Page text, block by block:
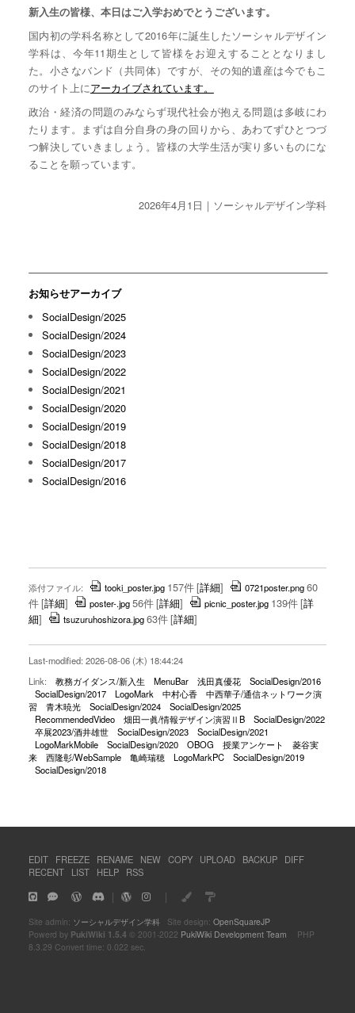
新入生の皆様、本日はご入学おめでとうございます。
国内初の学科名称として2016年に誕生したソーシャルデザイン
学科は、今年11期生として皆様をお迎えすることとなりまし
た。小さなバンド（共同体）ですが、その知的遺産は今でもこ
のサイト上にアーカイブされています。
政治・経済の問題のみならず現代社会が抱える問題は多岐にわ
たります。まずは自分自身の身の回りから、あわてずひとつづ
つ解決していきましょう。皆様の大学生活が実り多いものにな
ることを願っています。
2026年4月1日｜ソーシャルデザイン学科
お知らせアーカイブ
SocialDesign/2025
SocialDesign/2024
SocialDesign/2023
SocialDesign/2022
SocialDesign/2021
SocialDesign/2020
SocialDesign/2019
SocialDesign/2018
SocialDesign/2017
SocialDesign/2016
添付ファイル: tooki_poster.jpg 157件[詳細] 0721poster.png60
件[詳細] poster-.jpg56件[詳細] picnic_poster.jpg 139件[詳
細] tsuzuruhoshizora.jpg63件[詳細]
Last-modified: 2026-08-06 (木) 18:44:24
Link:
教務ガイダンス/新入生 MenuBar 浅田真優花
SocialDesign/2016
SocialDesign/2017
LogoMark 中村心香
中西華子/通信ネットワーク演
習
青木暁光 SocialDesign/2024
SocialDesign/2025
RecommendedVideo
畑田一眞/情報デザイン演習ⅡB
SocialDesign/2022
卒展2023/酒井雄世
SocialDesign/2023
SocialDesign/2021
LogoMarkMobile
SocialDesign/2020 OBOG 授業アンケート
菱谷実
来
西隆彰/WebSample 亀崎瑞穂 LogoMarkPC
SocialDesign/2019
SocialDesign/2018
EDIT FREEZE RENAME NEW COPY UPLOAD BACKUP
DIFF
RECENT
LIST HELP RSS
｜ ｜
Site admin: ソーシャルデザイン学科Site design: OpenSquareJP
Powerd by PukiWiki 1.5.4 © 2001-2022 PukiWiki Development Team PHP
8.3.29 Convert time: 0.022 sec.